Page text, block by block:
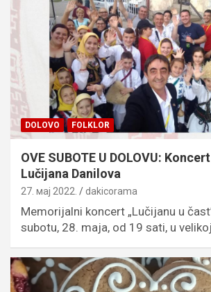
DOLOVO FOLKLOR
OVE SUBOTE U DOLOVU:
Lučijana Danilova
27. мај 2022. dakicorama
Memorijalni koncert „Lučijanu u
subotu, 28. maja, od 19 sati, u